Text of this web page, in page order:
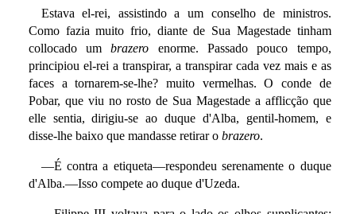
Estava el-rei, assistindo a um conselho de ministros.
Como fazia muito frio, diante de Sua Magestade tinham
collocado umbrazero enorme. Passado pouco tempo,
principiou el-rei a transpirar, a transpirar cada vez mais e as
faces a tornarem-se-lhe? muito vermelhas. O conde de
Pobar, que viu no rosto de Sua Magestade a afflicção que
elle sentia, dirigiu-se ao duque d'Alba, gentil-homem, e
disse-lhe baixo que mandasse retirar o brazero.
—É contra a etiqueta—respondeu serenamente o duque
d'Alba.—Isso compete ao duque d'Uzeda.